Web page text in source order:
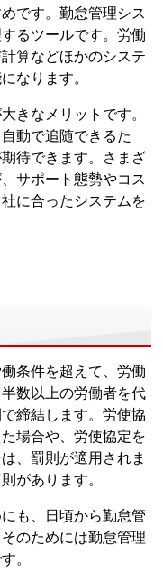
です。勤怠管理シス
るツールです。労働
算などほかのシステ
なります。
きなメリットです。
動で追随できるた
待できます。さまざ
サポート態勢やコス
に合ったシステムを
条件を超えて、労働
数以上の労働者を代
締結します。労使協
場合や、労使協定を
、罰則が適用されま
があります。
も、日頃から勤怠管
のためには勤怠管理
。